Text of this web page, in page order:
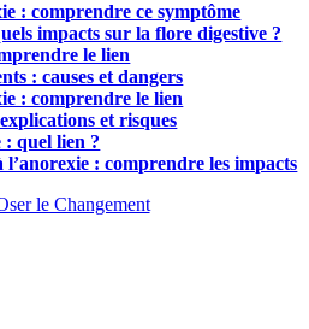
: comprendre ce symptôme
impacts sur la flore digestive ?
le lien
: causes et dangers
: comprendre le lien
et risques
: quel lien ?
l’anorexie : comprendre les impacts